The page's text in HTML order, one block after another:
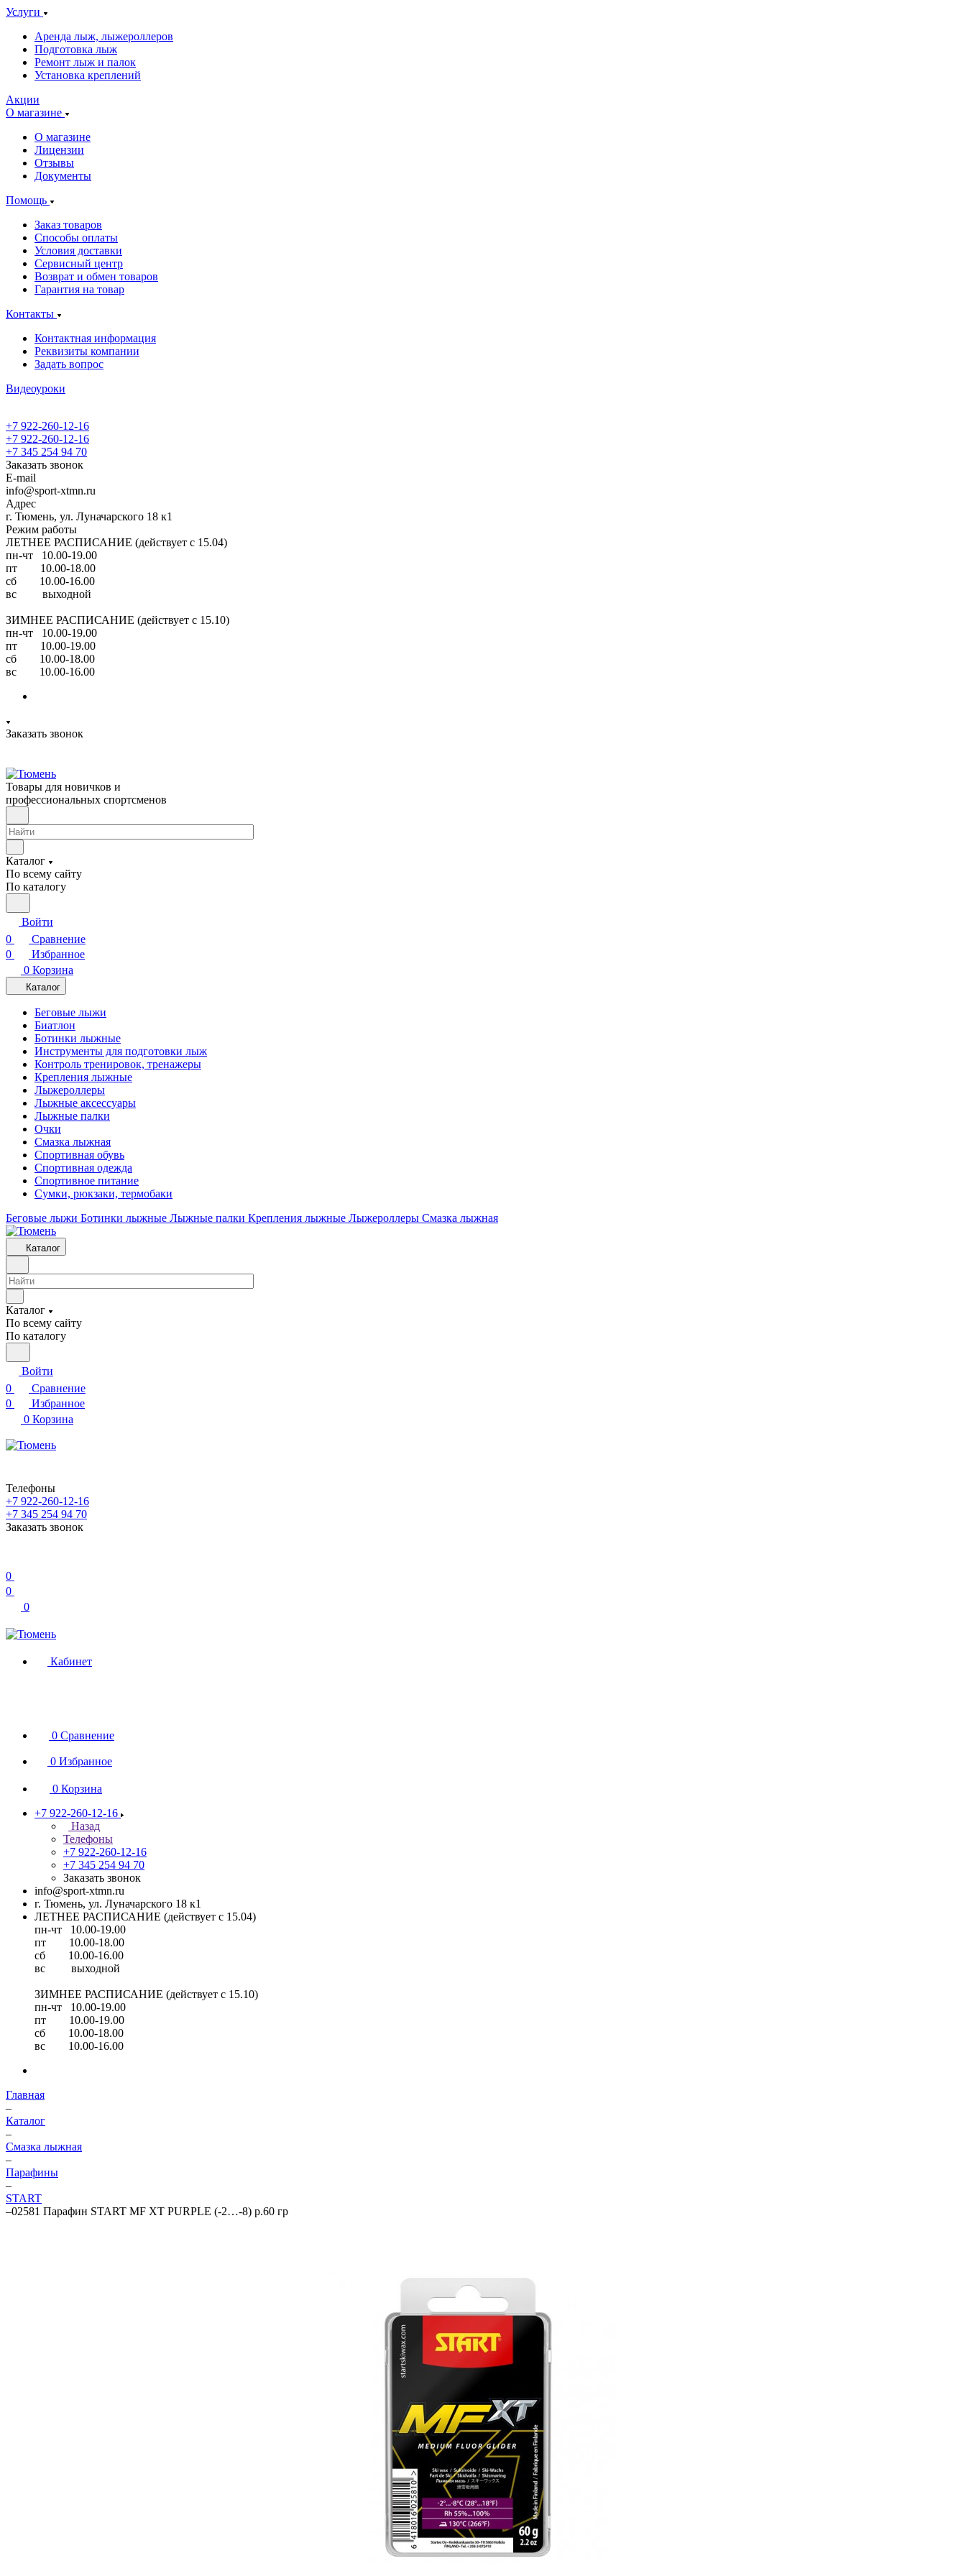
Услуги
Аренда лыж, лыжероллеров
Подготовка лыж
Ремонт лыж и палок
Установка креплений
Акции
О магазине
О магазине
Лицензии
Отзывы
Документы
Помощь
Заказ товаров
Способы оплаты
Условия доставки
Сервисный центр
Возврат и обмен товаров
Гарантия на товар
Контакты
Контактная информация
Реквизиты компании
Задать вопрос
Видеоуроки
+7 922-260-12-16
+7 922-260-12-16
+7 345 254 94 70
Заказать звонок
E-mail
info@sport-xtmn.ru
Адрес
г. Тюмень, ул. Луначарского 18 к1
Режим работы
ЛЕТНЕЕ РАСПИСАНИЕ (действует с 15.04)
пн-чт 10.00-19.00
пт 10.00-18.00
сб 10.00-16.00
вс выходной
ЗИМНЕЕ РАСПИСАНИЕ (действует с 15.10)
пн-чт 10.00-19.00
пт 10.00-19.00
сб 10.00-18.00
вс 10.00-16.00
Заказать звонок
Товары для новичков и
профессиональных спортсменов
Каталог
По всему сайту
По каталогу
Войти
0
Сравнение
0
Избранное
0 Корзина
Каталог
Беговые лыжи
Биатлон
Ботинки лыжные
Инструменты для подготовки лыж
Контроль тренировок, тренажеры
Крепления лыжные
Лыжероллеры
Лыжные аксессуары
Лыжные палки
Очки
Смазка лыжная
Спортивная обувь
Спортивная одежда
Спортивное питание
Сумки, рюкзаки, термобаки
Беговые лыжи Ботинки лыжные Лыжные палки Крепления лыжные Лыжероллеры Смазка лыжная
Каталог
Каталог
По всему сайту
По каталогу
Войти
0
Сравнение
0
Избранное
0 Корзина
Телефоны
+7 922-260-12-16
+7 345 254 94 70
Заказать звонок
0
0
0
Кабинет
0 Сравнение
0 Избранное
0 Корзина
+7 922-260-12-16
Назад
Телефоны
+7 922-260-12-16
+7 345 254 94 70
Заказать звонок
info@sport-xtmn.ru
г. Тюмень, ул. Луначарского 18 к1
ЛЕТНЕЕ РАСПИСАНИЕ (действует с 15.04)
пн-чт 10.00-19.00
пт 10.00-18.00
сб 10.00-16.00
вс выходной
ЗИМНЕЕ РАСПИСАНИЕ (действует с 15.10)
пн-чт 10.00-19.00
пт 10.00-19.00
сб 10.00-18.00
вс 10.00-16.00
Главная
–
Каталог
–
Смазка лыжная
–
Парафины
–
START
–02581 Парафин START MF XT PURPLE (-2…-8) р.60 гр